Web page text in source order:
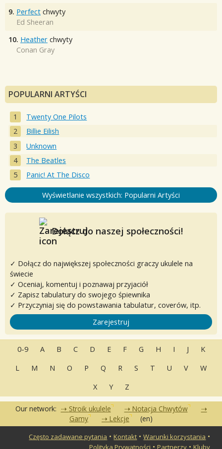
9. Perfect chwyty
Ed Sheeran
10. Heather chwyty
Conan Gray
POPULARNI ARTYŚCI
Twenty One Pilots
Billie Eilish
Unknown
The Beatles
Panic! At The Disco
Wyświetlanie wszystkich: Popularni Artyści
Dołącz do naszej społeczności!
✓ Dołącz do największej społeczności graczy ukulele na
świecie
✓ Oceniaj, komentuj i poznawaj przyjaciół
✓ Zapisz tabulatury do swojego śpiewnika
✓ Przyczyniaj się do powstawania tabulatur, coverów, itp.
Zarejestruj
0-9 A B C D E F G H I J
K
L
M N O P Q R S T U V
W
X
Y Z
Our network: Stroik ukulele
Notacja Chwytów
Gamy
Lekcje (en)
Często zadawane pytania •Kontakt •Warunki korzystania •
Polityka Prywatności •Partnerzy •Kluby